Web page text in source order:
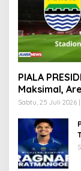
PIALA
Maksimal,
Sabtu, 25 Juli 2026 |